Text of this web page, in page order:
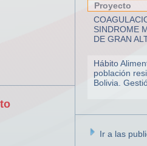
Proyecto
SINDROME
DE GRAN
Hábito
población
Bolivia.
Ir a las